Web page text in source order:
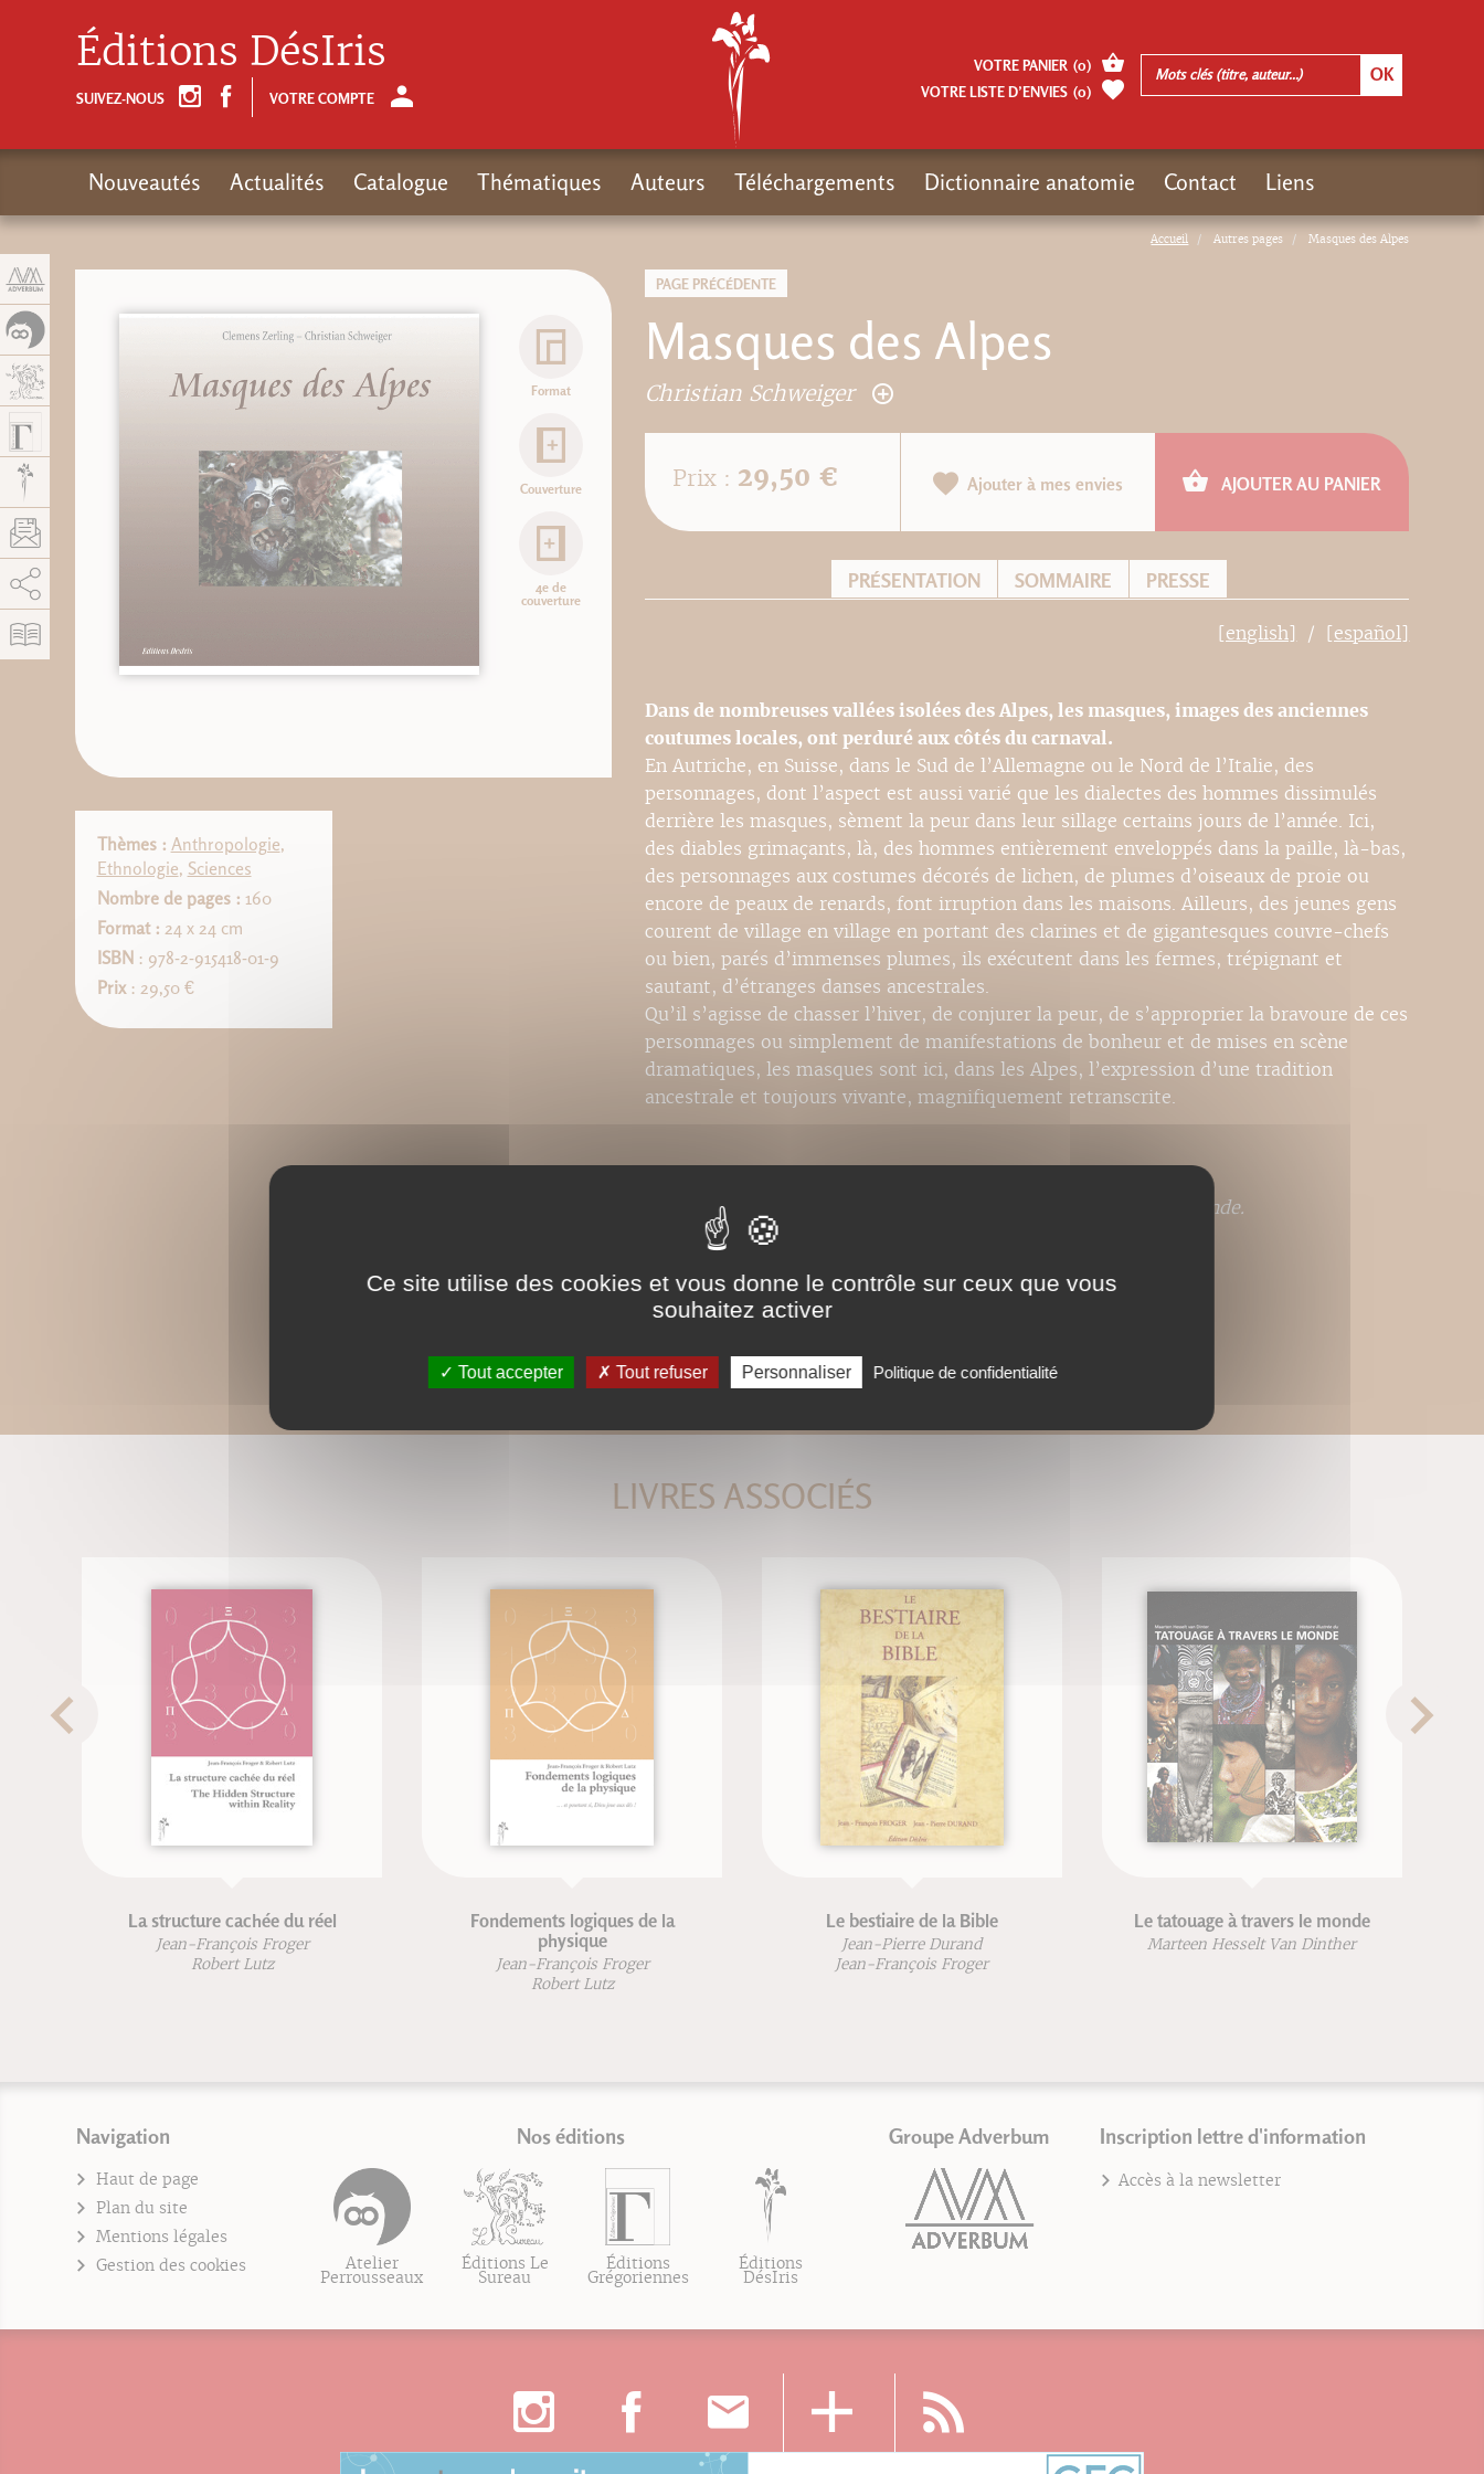
Accueil Autres pages Masques des Alpes
PAGE PRÉCÉDENTE
Masques des Alpes
Christian Schweiger
Format
Couverture
4e de
couverture
Thèmes : Anthropologie,
Ethnologie, Sciences
Nombre de pages : 160
Format : 24 x 24 cm
ISBN : 978-2-915418-01-9
Prix: 29,50 €
Prix : 29,50 € Ajouter à mes envies AJOUTER AU PANIER
PRÉSENTATION SOMMAIRE PRESSE
[english] [español]
Dans de nombreuses vallées isolées des Alpes, les masques, images des anciennes
coutumes locales, ont perduré aux côtés du carnaval.
En Autriche, en Suisse, dans le Sud de l’Allemagne ou le Nord de l’Italie, des
personnages, dont l’aspect est aussi varié que les dialectes des hommes dissimulés
derrière les masques, sèment la peur dans leur sillage certains jours de l’année. Ici,
des diables grimaçants, là, des hommes entièrement enveloppés dans la paille, là-bas,
des personnages aux costumes décorés de lichen, de plumes d’oiseaux de proie ou
encore de peaux de renards, font irruption dans les maisons. Ailleurs, des jeunes gens
courent de village en village en portant des clarines et de gigantesques couvre-chefs
ou bien, parés d’immenses plumes, ils exécutent dans les fermes, trépignant et
sautant, d’étranges danses ancestrales.
Qu’il s’agisse de chasser l’hiver, de conjurer la peur, de s’approprier la bravoure de ces
personnages ou simplement de manifestations de bonheur et de mises en scène
dramatiques, les masques sont ici, dans les Alpes, l’expression d’une tradition
ancestrale et toujours vivante, magnifiquement retranscrite.
Droits de traduction disponibles, excepté pour la langue allemande.
LIVRES ASSOCIÉS
La structure cachée du réel
Jean-François Froger
Robert Lutz
Fondements logiques de la
physique
Jean-François Froger
Robert Lutz
Le bestiaire de la Bible
Jean-Pierre Durand
Jean-François Froger
Le tatouage à travers le monde
Marteen Hesselt Van Dinther
Navigation
Haut de page
Plan du site
Mentions légales
Gestion des cookies
Nos éditions
Atelier
Perrousseaux
Éditions Le
Sureau
Éditions
Grégoriennes
Éditions
DésIris
Groupe Adverbum Inscription lettre d'information
Accès à la newsletter
Éditions DésIris
SUIVEZ-NOUS VOTRE COMPTE
VOTRE PANIER (0)
VOTRE LISTE D’ENVIES (0)
Nouveautés Actualités Catalogue Thématiques Auteurs Téléchargements Dictionnaire anatomie Contact Liens
Autoriser
Ce site utilise des cookies et vous donne le contrôle sur ceux que vous
souhaitez activer
Tout accepter Tout refuser Personnaliser Politique de confidentialité